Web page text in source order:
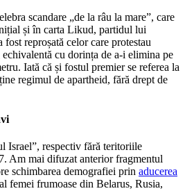
scandare „de la râu la mare”, care
și în carta Likud, partidul lui
reproșată celor care protestau
cu dorința de a-i elimina pe
Iată că și fostul premier se referea la
regimul de apartheid, fără drept de
Israel”, respectiv fără teritoriile
Am mai difuzat anterior fragmentul
schimbarea demografiei prin aducerea
femei frumoase din Belarus, Rusia,